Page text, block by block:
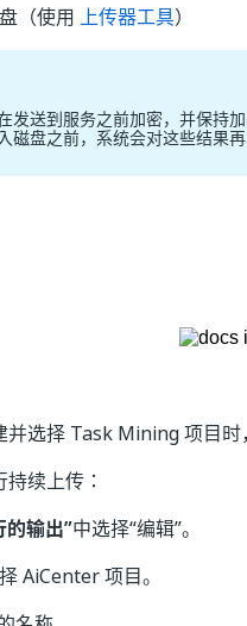
（使用 上传器工具）
发送到服务之前加密，并保持
磁盘之前，系统会对这些结果再
选择 Task Mining 项目时
续上传：
的输出”中选择“编辑”。
AiCenter 项目。